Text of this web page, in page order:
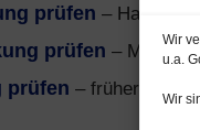
Wir
u.a.
Wir
prüfen –
prüfen –
prüfen – früher o2-